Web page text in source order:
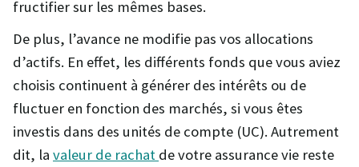
fructifier sur les mêmes bases.
De plus, l’avance ne modifie pas vos allocations
d’actifs. En effet, les différents fonds que vous aviez
choisis continuent à générer des intérêts ou de
fluctuer en fonction des marchés, si vous êtes
investis dans des unités de compte (UC). Autrement
dit, la valeur de rachat de votre assurance vie reste